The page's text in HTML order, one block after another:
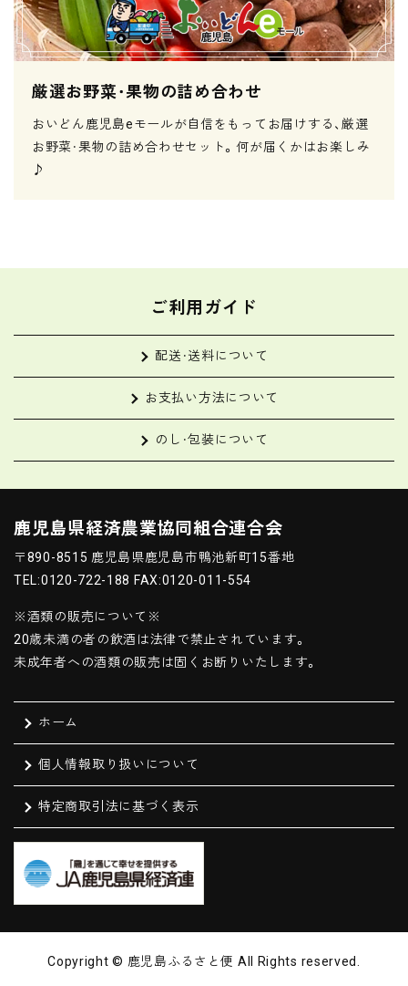
厳選お野菜・果物の詰め合わせ
おいどん鹿児島eモールが自信をもってお届けする、厳選
お野菜・果物の詰め合わせセット。何が届くかはお楽しみ
♪
ご利用ガイド
配送・送料について
お支払い方法について
のし・包装について
鹿児島県経済農業協同組合連合会
〒890-8515 鹿児島県鹿児島市鴨池新町15番地
TEL:0120-722-188 FAX:0120-011-554
※酒類の販売について※
20歳未満の者の飲酒は法律で禁止されています。
未成年者への酒類の販売は固くお断りいたします。
ホーム
個人情報取り扱いについて
特定商取引法に基づく表示
Copyright © 鹿児島ふるさと便 All Rights reserved.